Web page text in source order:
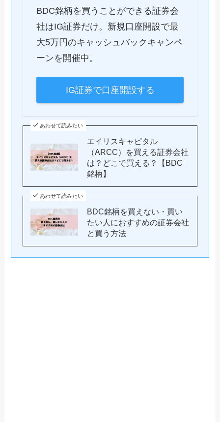
BDC銘柄を買うことができる証券会
社はIG証券だけ。新規口座開設で最
大5万円のキャッシュバックキャンペ
ーンを開催中。
IG証券で口座開設する
あわせて読みたい
エイリスキャピタル
（ARCC）を買える証券会社
は？どこで買える？【BDC
銘柄】
あわせて読みたい
BDC銘柄を買えない・買い
たい人におすすめの証券会社
と買う方法